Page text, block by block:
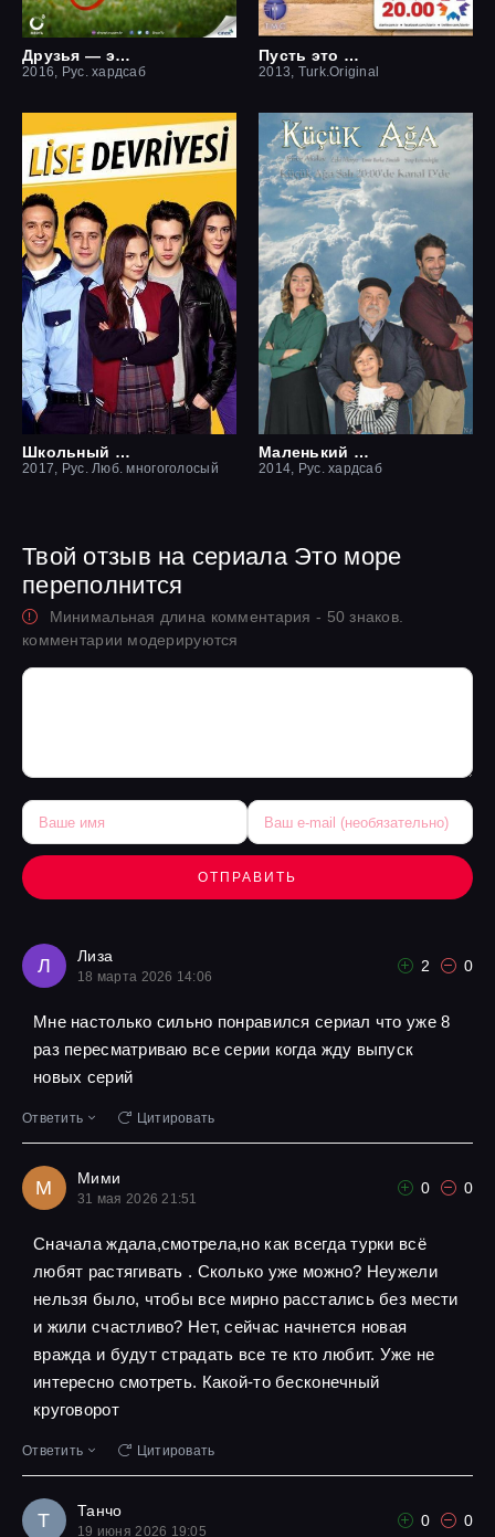
Друзья — это хорошо
2016, Рус. хардсаб
Пусть это останется между нами
2013, Turk.Original
Школьный патруль
2017, Рус. Люб. многоголосый
Маленький начальник
2014, Рус. хардсаб
Твой отзыв на сериала Это море
переполнится
Минимальная длина комментария - 50 знаков.
комментарии модерируются
ОТПРАВИТЬ
Л Лиза
18 марта 2026 14:06
2 0
Мне настолько сильно понравился сериал что уже 8
раз пересматриваю все серии когда жду выпуск
новых серий
Ответить Цитировать
М Мими
31 мая 2026 21:51
0 0
Сначала ждала,смотрела,но как всегда турки всё
любят растягивать . Сколько уже можно? Неужели
нельзя было, чтобы все мирно расстались без мести
и жили счастливо? Нет, сейчас начнется новая
вражда и будут страдать все те кто любит. Уже не
интересно смотреть. Какой-то бесконечный
круговорот
Ответить Цитировать
Т Танчо
19 июня 2026 19:05
0 0